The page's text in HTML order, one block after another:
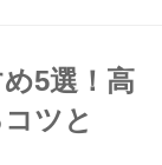
いNG例をご
る際、カタ
購入するか
5選！高
ツと